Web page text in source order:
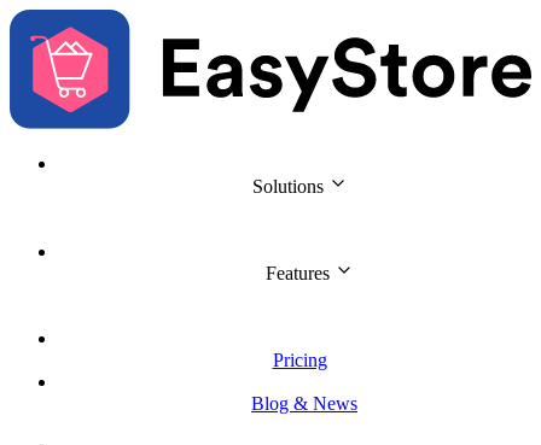
Solutions
Features
Pricing
Blog & News